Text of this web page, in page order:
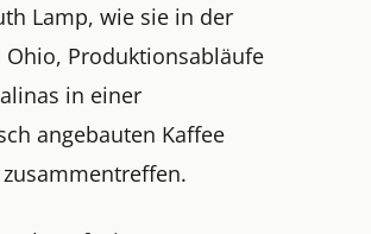
Lamp, wie sie in der
Produktionsabläufe
in einer
angebauten Kaffee